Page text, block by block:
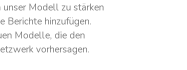
Modell zu stärken
Berichte hinzufügen.
Modelle, die den
vorhersagen.